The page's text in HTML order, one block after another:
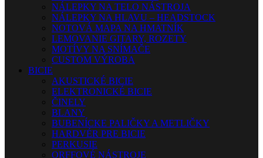
NÁLEPKY NA TELO NÁSTROJA
NÁLEPKY NA HLAVU – HEADSTOCK
NOTOVÁ MAPA NA HMATNÍK
LEMOVANIE GITARY, ROZETY
MOTÍVY NA SNÍMAČE
CUSTOM VÝROBA
BICIE
AKUSTICKÉ BICIE
ELEKTRONICKÉ BICIE
ČINELY
BLANY
BUBENÍCKE PALIČKY A METLIČKY
HARDVÉR PRE BICIE
PERKUSIE
ORFFOVÉ NÁSTROJE